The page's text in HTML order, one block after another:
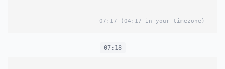
07:17 (04:17 in your timezone)
07:18